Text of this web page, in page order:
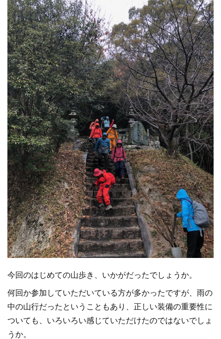
今回のはじめての山歩き、いかがだったでしょうか。
何回か参加していただいている方が多かったですが、雨の
中の山行だったということもあり、正しい装備の重要性に
ついても、いろいろい感じていただけたのではないでしょ
うか。